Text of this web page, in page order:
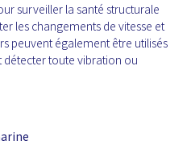
surveiller la santé structurale
les changements de vitesse et
peuvent également être utilisés
détecter toute vibration ou